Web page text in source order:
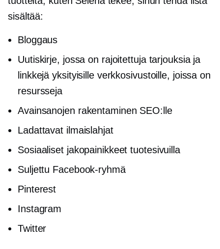
sisältää:
Bloggaus
Uutiskirje, jossa on rajoitettuja tarjouksia ja
linkkejä yksityisille verkkosivustoille, joissa on
resursseja
Avainsanojen rakentaminen SEO:lle
Ladattavat ilmaislahjat
Sosiaaliset jakopainikkeet tuotesivuilla
Suljettu Facebook-ryhmä
Pinterest
Instagram
Twitter